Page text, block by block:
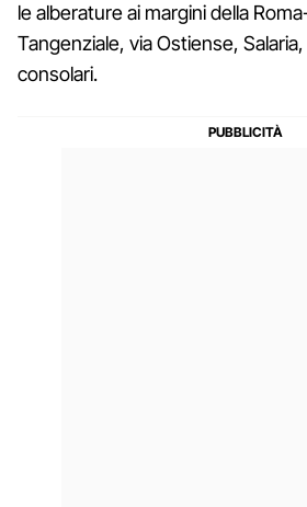
le alberature ai margini della
Tangenziale, via Ostiense,
consolari.